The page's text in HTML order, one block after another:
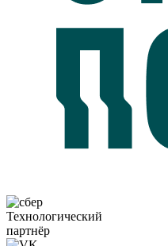
Технологический
партнёр